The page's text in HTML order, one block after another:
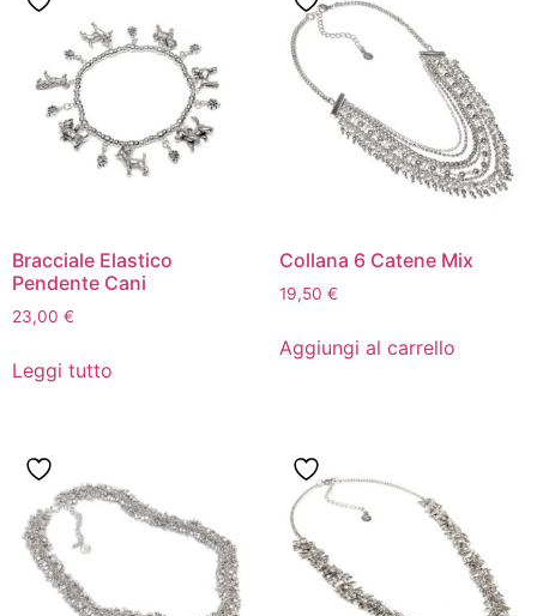
Bracciale Elastico
Pendente Cani
23,00 €
Leggi tutto
Collana 6 Catene Mix
19,50 €
Aggiungi al carrello